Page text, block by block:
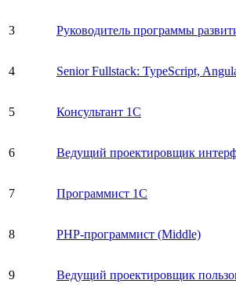
3 Руководитель программы
4 Senior Fullstack: TypeScript,
5 Консультант 1С
6 Ведущий проектировщик
7 Программист 1С
8 PHP-программист (Middle)
9 Ведущий проектировщик